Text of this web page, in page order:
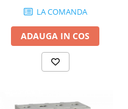
LA COMANDA
ADAUGA IN COS